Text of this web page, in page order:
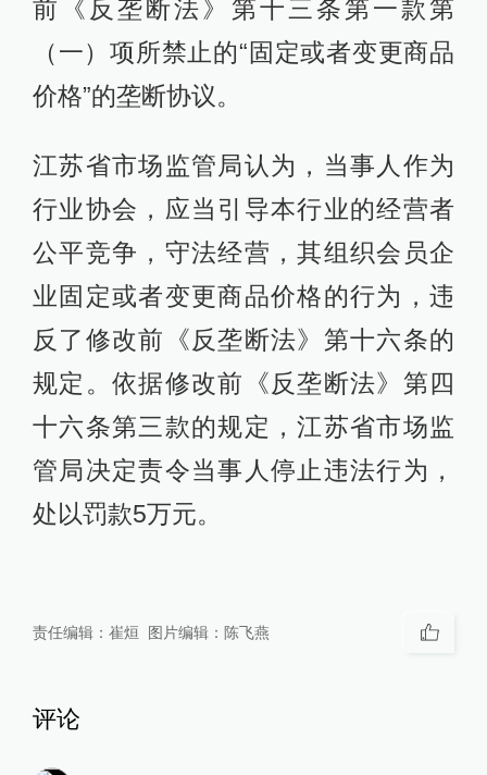
前《反垄断法》第十三条第一款第
（一）项所禁止的“固定或者变更商品
价格”的垄断协议。
江苏省市场监管局认为，当事人作为
行业协会，应当引导本行业的经营者
公平竞争，守法经营，其组织会员企
业固定或者变更商品价格的行为，违
反了修改前《反垄断法》第十六条的
规定。依据修改前《反垄断法》第四
十六条第三款的规定，江苏省市场监
管局决定责令当事人停止违法行为，
处以罚款5万元。
责任编辑： 崔烜 图片编辑： 陈飞燕
评论